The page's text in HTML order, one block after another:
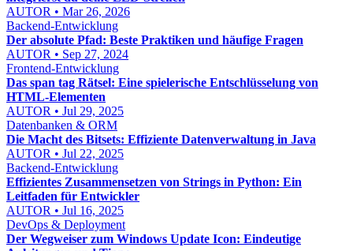
AUTOR • Mar 26, 2026
Backend-Entwicklung
Der absolute Pfad: Beste Praktiken und häufige Fragen
AUTOR • Sep 27, 2024
Frontend-Entwicklung
Das span tag Rätsel: Eine spielerische Entschlüsselung von
HTML-Elementen
AUTOR • Jul 29, 2025
Datenbanken & ORM
Die Macht des Bitsets: Effiziente Datenverwaltung in Java
AUTOR • Jul 22, 2025
Backend-Entwicklung
Effizientes Zusammensetzen von Strings in Python: Ein
Leitfaden für Entwickler
AUTOR • Jul 16, 2025
DevOps & Deployment
Der Wegweiser zum Windows Update Icon: Eindeutige